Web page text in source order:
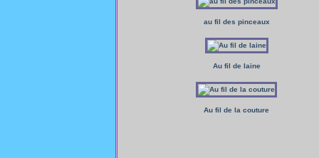
au fil des pinceaux
Au fil de laine
Au fil de la couture